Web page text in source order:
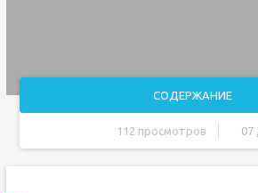
СОДЕРЖАНИЕ
112 просмотров 07